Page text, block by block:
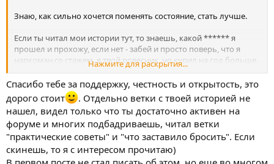
Знаю, как сильно хочется поменять состояние, стать лучше.
Если ты читал мои истории тут, то знаешь, какой ****** я
прошел и прохожу, если нет - забей и просто поверь, что я
наркоман со стажем, я твой ровесник, но курил на год больше.
Начни с любви к себе, отметай лишнее. Забей на просирание
времени в интернете, много спи, хорошо питайся, делай
зарядку, ищи новые хобби и знакомства в нем, найди приятную
работу и знакомься там, ищи людей общайся. Я ради этого
ушел из социальных сетей и стал реально больше хотеть
общаться)
будет еще долго хотеться курить, но покуришь разок - тебе
Нажмите для раскрытия...
Спасибо тебе за поддержку, честность и открытость, это
дорого стоит
. Отдельно ветки с твоей историей не
нашел, видел только что ты достаточно активен на
форуме и многих подбадриваешь, читал ветки
"практические советы" и "что заставило бросить". Если
скинешь, то я с интересом прочитаю)